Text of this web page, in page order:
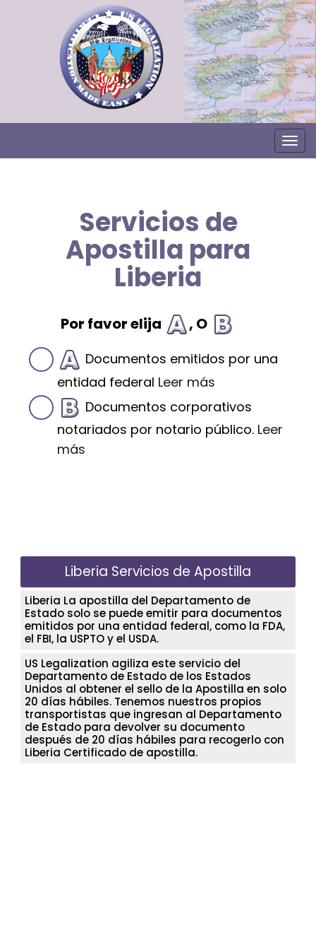
Servicios de
Apostilla para
Liberia
Por favor elija , O
Documentos emitidos por una
entidad federal Leer más
Documentos corporativos
notariados por notario público. Leer
más
Liberia Servicios de Apostilla
Liberia La apostilla del Departamento de
Estado solo se puede emitir para documentos
emitidos por una entidad federal, como la FDA,
el FBI, la USPTO y el USDA.
US Legalization agiliza este servicio del
Departamento de Estado de los Estados
Unidos al obtener el sello de la Apostilla en solo
20 días hábiles. Tenemos nuestros propios
transportistas que ingresan al Departamento
de Estado para devolver su documento
después de 20 días hábiles para recogerlo con
Liberia Certificado de apostilla.